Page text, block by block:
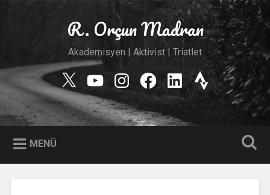
R. Orçun Madran
Akademisyen | Aktivist | Triatlet
TwitterYouTube
Instagram
Facebook
Linkedin
Strava
MENÜ